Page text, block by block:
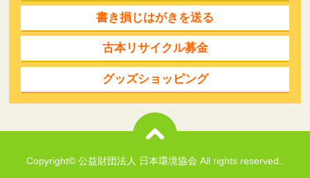
書き損じはがきを送る
古本リサイクル募金
グッズショッピング
Copyright© 公益財団法人 日本環境協会 All rights reserved..